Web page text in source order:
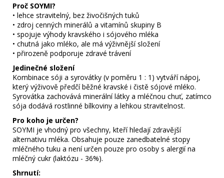
Proč SOYMI?
• lehce stravitelný, bez živočišných tuků
• zdroj cenných minerálů a vitamínů skupiny B
• spojuje výhody kravského i sójového mléka
• chutná jako mléko, ale má výživnější složení
• přirozeně podporuje zdravé trávení
Jedinečné složení
Kombinace sóji a syrovátky (v poměru 1 : 1) vytváří nápoj,
který výživově předčí běžné kravské i čistě sójové mléko.
Syrovátka zachovává minerální látky a mléčnou chuť, zatímco
sója dodává rostlinné bílkoviny a lehkou stravitelnost.
Pro koho je určen?
SOYMI je vhodný pro všechny, kteří hledají zdravější
alternativu mléka. Obsahuje pouze zanedbatelné stopy
mléčného tuku a není určen pouze pro osoby s alergií na
mléčný cukr (laktózu - 36%).
Shrnutí: